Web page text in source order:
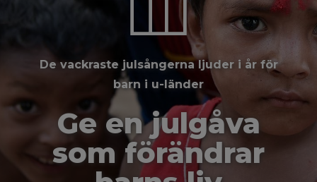
De vackraste julsångerna ljuder i år för
barn i u-länder
Ge en julgåva
som förändrar